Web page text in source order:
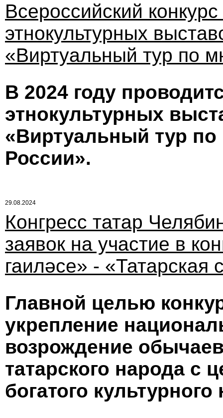
Всероссийский
этнокультурных
«Виртуальный тур по
В 2024 году
этнокультурных
«Виртуальный тур
России».
29.08.2024
Конгресс татар
заявок на участие в
гаиләсе» - «Татарская
Главной целью
укрепление
возрождение
татарского народа с
богатого